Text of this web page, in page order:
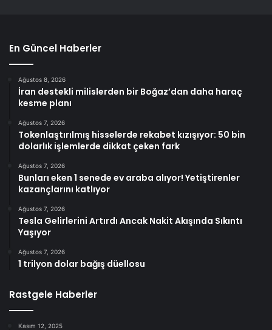
En Güncel Haberler
Ağustos 8, 2026
İran destekli milislerden bir Boğaz’dan daha haraç
kesme planı
Ağustos 7, 2026
Tokenlaştırılmış hisselerde rekabet kızışıyor: 50 bin
dolarlık işlemlerde dikkat çeken fark
Ağustos 7, 2026
Bunları eken 1 senede ev araba alıyor! Yetiştirenler
kazançlarını katlıyor
Ağustos 7, 2026
Tesla Gelirlerini Artırdı Ancak Nakit Akışında Sıkıntı
Yaşıyor
Ağustos 7, 2026
1 trilyon dolar bağış düellosu
Rastgele Haberler
Kasım 12, 2025